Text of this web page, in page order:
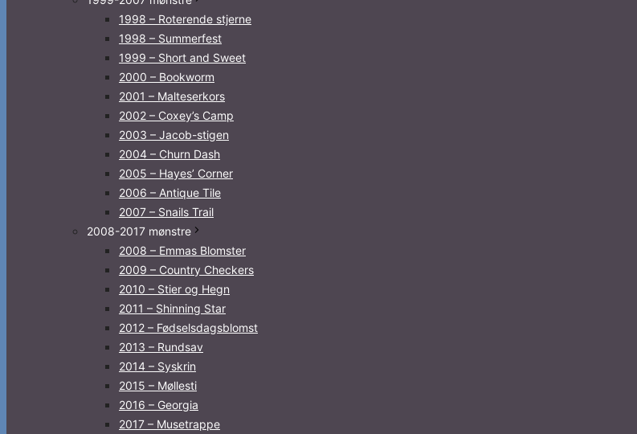
1998 – Roterende stjerne
1998 – Summerfest
1999 – Short and Sweet
2000 – Bookworm
2001 – Malteserkors
2002 – Coxey’s Camp
2003 – Jacob-stigen
2004 – Churn Dash
2005 – Hayes’ Corner
2006 – Antique Tile
2007 – Snails Trail
2008-2017 mønstre
2008 – Emmas Blomster
2009 – Country Checkers
2010 – Stier og Hegn
2011 – Shinning Star
2012 – Fødselsdagsblomst
2013 – Rundsav
2014 – Syskrin
2015 – Møllesti
2016 – Georgia
2017 – Musetrappe